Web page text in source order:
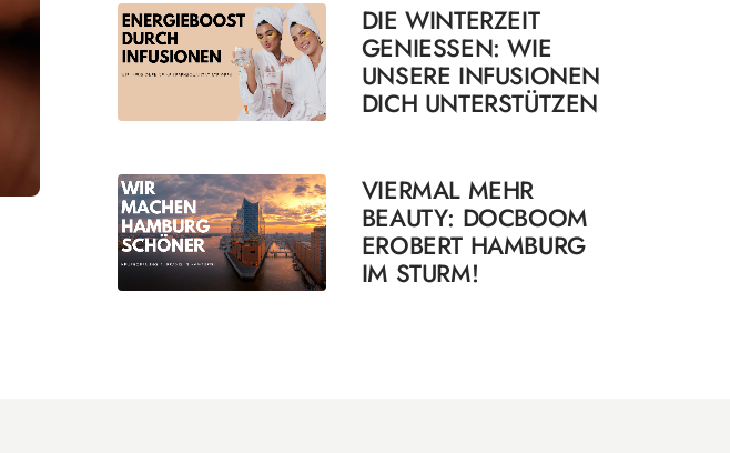
DIE WINTERZEIT
GENIESSEN: WIE U
NSERE INFUSIONEN D
ICH UNTERSTÜTZEN
VIERMAL MEHR
BEAUTY: DOCBOOM
EROBERT HAMBURG
IM STURM!